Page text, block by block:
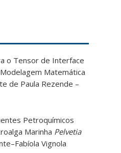
o Tensor de Interface
Matemática
de Paula Rezende –
Petroquímicos
Marinha Pelvetia
Vignola